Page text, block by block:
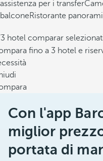
assistenza per i transfer
balconeRistorante
hotel comparar
fino a 3 hotel e
Con l'app
miglior
portata di